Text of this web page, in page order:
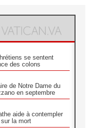
se sentent
des colons
de Notre Dame du
en septembre
aide à contempler
la mort